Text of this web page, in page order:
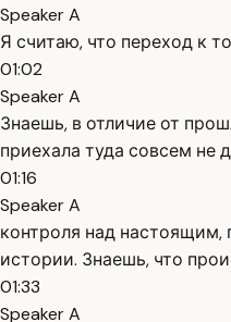
Speaker A
Я считаю, что переход к
01:02
Speaker A
Знаешь, в отличие от
приехала туда совсем не
01:16
Speaker A
контроля над настоящим,
истории. Знаешь, что
01:33
Speaker A